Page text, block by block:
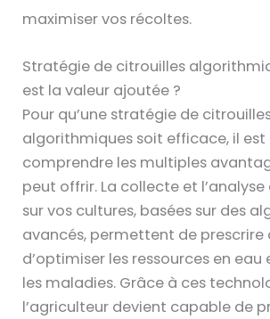
maximiser vos récoltes.
Stratégie de citrouilles
est la valeur ajoutée ?
Pour qu’une stratégie de
algorithmiques soit efficace, il est
comprendre les multiples
peut offrir. La collecte et
sur vos cultures, basées sur des
avancés, permettent de prescrire
d’optimiser les ressources en eau
les maladies. Grâce à ces
l’agriculteur devient capable de